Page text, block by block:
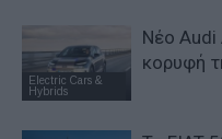
Electric Cars &
Hybrids
Νέο Audi
κορυφή